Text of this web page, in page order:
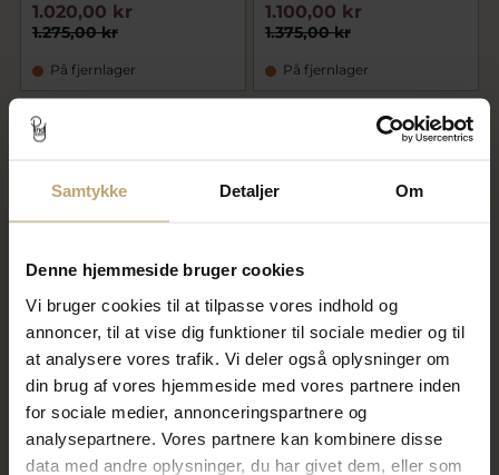
Samtykke Detaljer Om
Denne hjemmeside bruger cookies
Vi bruger cookies til at tilpasse vores indhold og
annoncer, til at vise dig funktioner til sociale medier og til
at analysere vores trafik. Vi deler også oplysninger om
din brug af vores hjemmeside med vores partnere inden
for sociale medier, annonceringspartnere og
analysepartnere. Vores partnere kan kombinere disse
data med andre oplysninger, du har givet dem, eller som
1.275,00 kr
1.020,00 kr
På fjernlager
1.375,00 kr
1.100,00 kr
På fjernlager
SALE
Mads Z Black Sun sølv
armbånd "White Beach"
3.675,00 kr
2.940,00 kr
På fjernlager
Mads Z Black Sun sølv
armbånd "Skeleton Bay"
3.275,00 kr
2.620,00 kr
På fjernlager